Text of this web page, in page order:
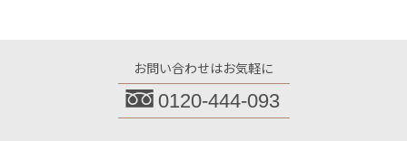
お問い合わせはお気軽に
0120-444-093